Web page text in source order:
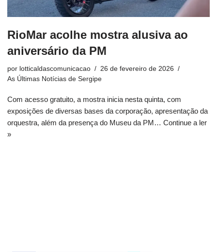
RioMar acolhe mostra alusiva ao
aniversário da PM
por lotticaldascomunicacao
26 de fevereiro de 2026
As Últimas Notícias de Sergipe
Com acesso gratuito, a mostra inicia nesta quinta, com
exposições de diversas bases da corporação, apresentação da
orquestra, além da presença do Museu da PM… Continue a ler
»